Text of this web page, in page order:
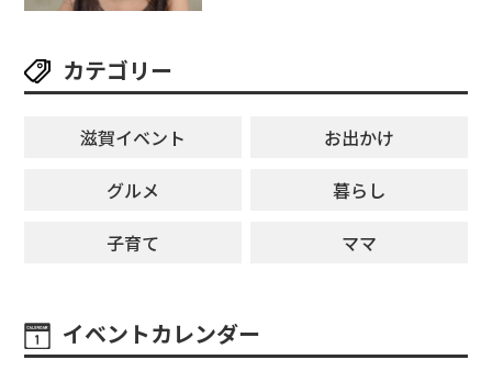
カテゴリー
滋賀イベント
お出かけ
グルメ
暮らし
子育て
ママ
イベントカレンダー